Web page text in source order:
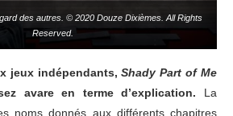
des autres. © 2020 Douze Dixièmes. All Rights
Reserved.
jeux indépendants,Shady Part of Me
avare en terme d’explication. La
noms donnés aux différents chapitres